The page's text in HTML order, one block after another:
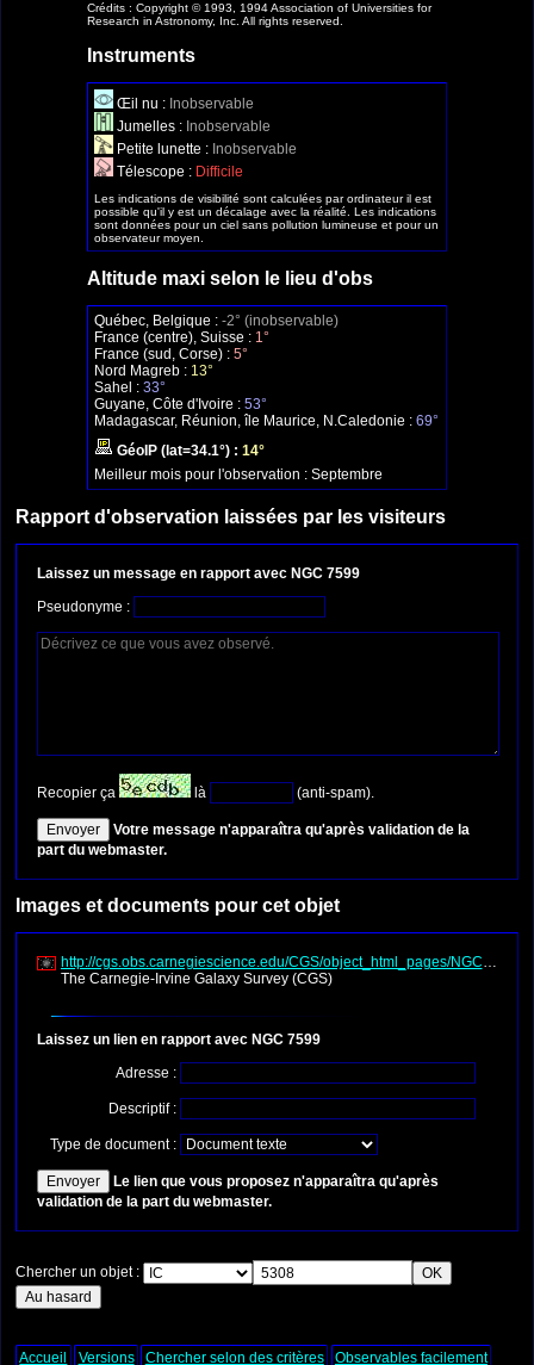
Crédits : Copyright © 1993, 1994 Association of Universities for
Research in Astronomy, Inc. All rights reserved.
Instruments
Œil nu : Inobservable
Jumelles : Inobservable
Petite lunette : Inobservable
Télescope : Difficile
Les indications de visibilité sont calculées par ordinateur il est
possible qu'il y est un décalage avec la réalité. Les indications
sont données pour un ciel sans pollution lumineuse et pour un
observateur moyen.
Altitude maxi selon le lieu d'obs
Québec, Belgique : -2° (inobservable)
France (centre), Suisse : 1°
France (sud, Corse) : 5°
Nord Magreb : 13°
Sahel : 33°
Guyane, Côte d'Ivoire : 53°
Madagascar, Réunion, île Maurice, N.Caledonie : 69°
GéoIP (lat=34.1°) : 14°
Meilleur mois pour l'observation : Septembre
Rapport d'observation laissées par les visiteurs
Laissez un message en rapport avec NGC 7599
Pseudonyme :
Recopier ça là (anti-spam).
Votre message n'apparaîtra qu'après validation de la
part du webmaster.
Images et documents pour cet objet
http://cgs.obs.carnegiescience.edu/CGS/object_html_pages/
The Carnegie-Irvine Galaxy Survey (CGS)
Laissez un lien en rapport avec NGC 7599
Adresse :
Descriptif :
Type de document :
Le lien que vous proposez n'apparaîtra qu'après
validation de la part du webmaster.
Chercher un objet :
Accueil Versions Chercher selon des critères Observables facilement